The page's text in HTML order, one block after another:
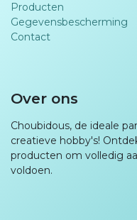
Producten
Gegevensbescherming
Contact
Over ons
Choubidous, de ideale
creatieve hobby's!
producten om volledig
voldoen.